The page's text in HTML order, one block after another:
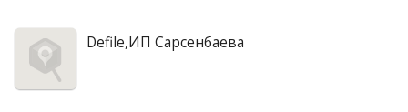
Defile,ИП Сарсенбаева